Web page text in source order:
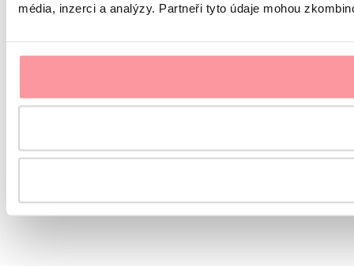
média, inzerci a analýzy. Partneři tyto údaje mohou